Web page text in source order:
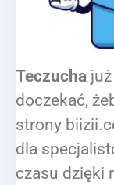
Teczucha
doczekać,
strony
dla
czasu dzięki